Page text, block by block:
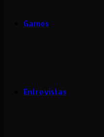
Games
Entrevistas